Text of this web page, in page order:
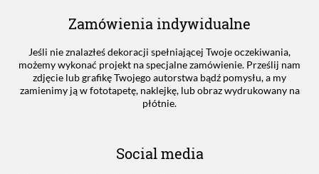
Zamówienia indywidualne
Jeśli nie znalazłeś dekoracji spełniającej Twoje oczekiwania,
możemy wykonać projekt na specjalne zamówienie. Prześlij nam
zdjęcie lub grafikę Twojego autorstwa bądź pomysłu, a my
zamienimy ją w fototapetę, naklejkę, lub obraz wydrukowany na
płótnie.
Social media